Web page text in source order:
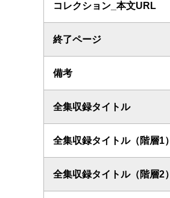
コレクション_本文URL
終了ページ
備考
全集収録タイトル
全集収録タイトル（階層1）
全集収録タイトル（階層2）